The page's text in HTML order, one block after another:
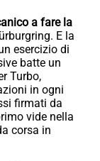
a fare la
E la
esercizio di
batte un
Turbo,
in ogni
firmati da
vide nella
corsa in